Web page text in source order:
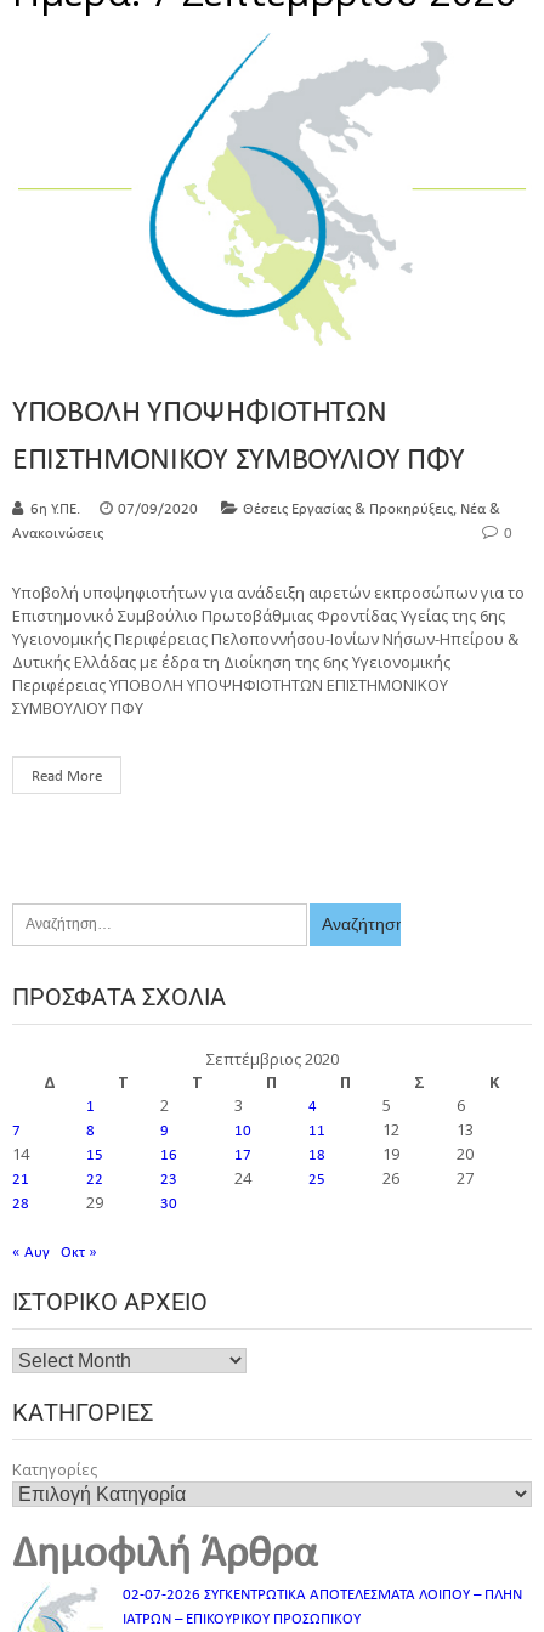
ΥΠΟΒΟΛΗ ΥΠΟΨΗΦΙΟΤΗΤΩΝ
ΕΠΙΣΤΗΜΟΝΙΚΟΥ ΣΥΜΒΟΥΛΙΟΥ ΠΦΥ
6η Υ.ΠΕ. 07/09/2020 Θέσεις Εργασίας & Προκηρύξεις, Νέα &
Ανακοινώσεις
0
Υποβολή υποψηφιοτήτων για ανάδειξη αιρετών εκπροσώπων για το
Επιστημονικό Συμβούλιο Πρωτοβάθμιας Φροντίδας Υγείας της 6ης
Υγειονομικής Περιφέρειας Πελοποννήσου-Ιονίων Νήσων-Ηπείρου &
Δυτικής Ελλάδας με έδρα τη Διοίκηση της 6ης Υγειονομικής
Περιφέρειας ΥΠΟΒΟΛΗ ΥΠΟΨΗΦΙΟΤΗΤΩΝ ΕΠΙΣΤΗΜΟΝΙΚΟΥ
ΣΥΜΒΟΥΛΙΟΥ ΠΦΥ
Read More
ΠΡΌΣΦΑΤΑ ΣΧΌΛΙΑ
Σεπτέμβριος 2020
Δ
Τ Τ Π Π Σ Κ
1 2 3 4 5 6
7 8 9 10 11 12
13
14
15 16 17 18 19 20
21 22 23 24 25 26 27
28 29 30
« Αυγ Οκτ »
ΙΣΤΟΡΙΚΌ ΑΡΧΕΊΟ
ΚΑΤΗΓΟΡΊΕΣ
Κατηγορίες
Δημοφιλή Άρθρα
02-07-2026 ΣΥΓΚΕΝΤΡΩΤΙΚΑ ΑΠΟΤΕΛΕΣΜΑΤΑ ΛΟΙΠΟΥ – ΠΛΗΝ
ΙΑΤΡΩΝ – ΕΠΙΚΟΥΡΙΚΟΥ ΠΡΟΣΩΠΙΚOY